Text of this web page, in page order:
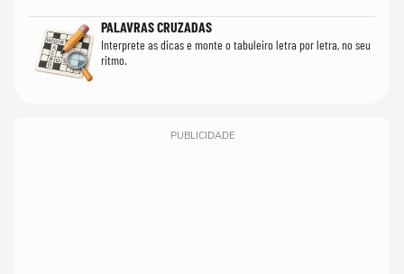
PALAVRAS CRUZADAS
Interprete as dicas e monte o tabuleiro letra por letra, no seu
ritmo.
PUBLICIDADE